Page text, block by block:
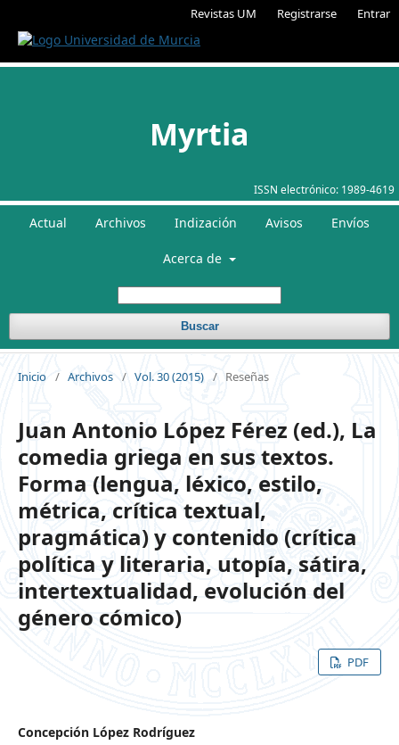
Revistas UM Registrarse Entrar
ISSN electrónico: 1989-4619
Myrtia
Actual Archivos Indización Avisos Envíos
Acerca de
Buscar
Inicio / Archivos / Vol. 30 (2015) / Reseñas
Juan Antonio López Férez (ed.), La
comedia griega en sus textos.
Forma (lengua, léxico, estilo,
métrica, crítica textual,
pragmática) y contenido (crítica
política y literaria, utopía, sátira,
intertextualidad, evolución del
género cómico)
PDF
Concepción López Rodríguez